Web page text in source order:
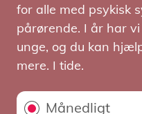
for alle med psykisk
pårørende. I år har
unge, og du kan
mere. I tide.
Månedligt